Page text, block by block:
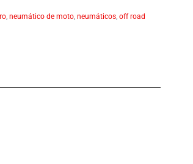
, neumático de moto, neumáticos, off road